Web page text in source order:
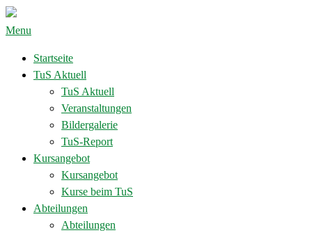
Menu
Startseite
TuS Aktuell
TuS Aktuell
Veranstaltungen
Bildergalerie
TuS-Report
Kursangebot
Kursangebot
Kurse beim TuS
Abteilungen
Abteilungen